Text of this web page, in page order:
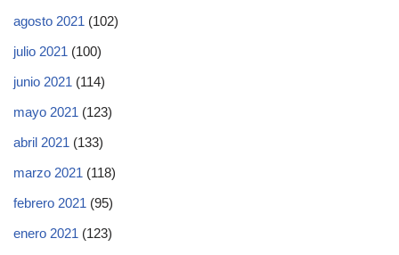
agosto 2021 (102)
julio 2021 (100)
junio 2021 (114)
mayo 2021 (123)
abril 2021 (133)
marzo 2021 (118)
febrero 2021 (95)
enero 2021 (123)